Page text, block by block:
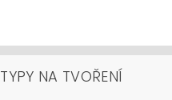
TYPY NA TVOŘENÍ